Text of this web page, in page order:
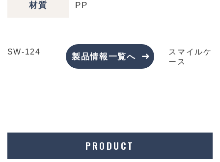
材質 PP
SW-124
製品情報一覧へ
スマイルケ
ース
PRODUCT